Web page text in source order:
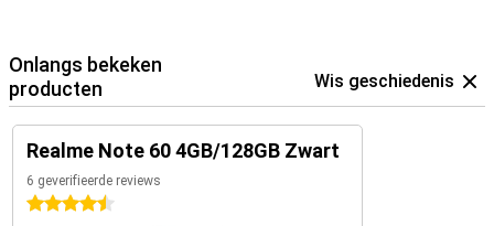
Onlangs bekeken
producten
Wis geschiedenis
Realme Note 60 4GB/128GB Zwart
6 geverifieerde reviews
4.5 sterren